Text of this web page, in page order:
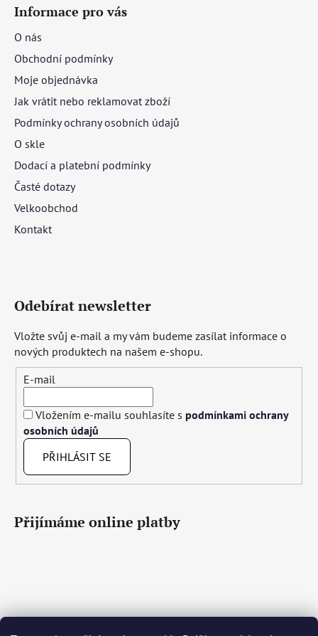
Informace pro vás
O nás
Obchodní podmínky
Moje objednávka
Jak vrátit nebo reklamovat zboží
Podmínky ochrany osobních údajů
O skle
Dodací a platební podmínky
Časté dotazy
Velkoobchod
Kontakt
Odebírat newsletter
Vložte svůj e-mail a my vám budeme zasílat informace o
nových produktech na našem e-shopu.
E-mail
Vložením e-mailu souhlasíte s podmínkami ochrany
osobních údajů
PŘIHLÁSIT SE
Přijímáme online platby